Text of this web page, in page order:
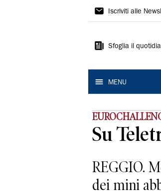
Gazzetta
Reggio
Iscriviti alle
Sfoglia il
MENU
Su
REGGIO.
dei mini